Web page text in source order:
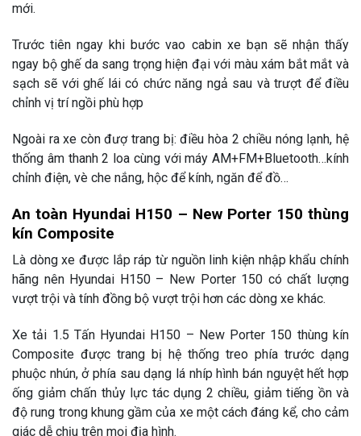
mới.
Trước tiên ngay khi bước vao cabin xe bạn sẽ nhận thấy
ngay bộ ghế da sang trọng hiện đại với màu xám bắt mắt và
sạch sẽ với ghế lái có chức năng ngả sau và trượt để điều
chỉnh vị trí ngồi phù hợp
Ngoài ra xe còn đượ trang bị: điều hòa 2 chiều nóng lạnh, hệ
thống âm thanh 2 loa cùng với máy AM+FM+Bluetooth…kính
chỉnh điện, vè che nắng, hộc để kính, ngăn để đồ…
An toàn Hyundai H150 – New Porter 150 thùng
kín Composite
Là dòng xe được lắp ráp từ nguồn linh kiện nhập khẩu chính
hãng nên Hyundai H150 – New Porter 150 có chất lượng
vượt trội và tính đồng bộ vượt trội hơn các dòng xe khác.
Xe tải 1.5 Tấn Hyundai H150 – New Porter 150 thùng kín
Composite được trang bị hệ thống treo phía trước dạng
phuộc nhún, ở phía sau dạng lá nhíp hình bán nguyệt hết hợp
ống giảm chấn thủy lực tác dụng 2 chiều, giảm tiếng ồn và
độ rung trong khung gầm của xe một cách đáng kể, cho cảm
giác dễ chịu trên mọi địa hình.